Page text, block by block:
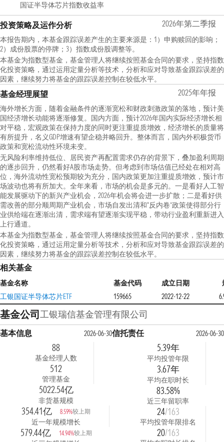
国证半导体芯片指数收益率
投资策略及运作分析 2026年第二季报
本报告期内，本基金跟踪误差产生的主要来源是：1）申购赎回的影响；
2）成份股票的停牌；3）指数成份股调整等。
本基金为指数型基金，基金管理人将继续按照基金合同的要求，坚持指数
化投资策略，通过运用定量分析等技术，分析和应对导致基金跟踪误差的
因素，继续努力将基金的跟踪误差控制在较低水平。
基金经理展望 2025年年报
海外增长方面，随着金融条件的逐渐宽松和财政刺激政策的落地，预计美
国经济增长动能将逐渐修复。国内方面，预计2026年国内实际经济增长相
对平稳，宏观政策在保持力度的同时更注重提质增效，经济增长的质量将
有所提升，名义GDP增速有望企稳并略回升。整体而言，国内外积极货币
政策和宽松流动性环境未变。
无风险利率维持低位、居民资产再配置需求仍存的背景下，叠加盈利周期
的逐步回升，仍然看好A股市场走势。但考虑到市场估值已经处在相对高
位，海外流动性宽松预期较为充分，国内政策更加注重提质增效，预计市
场波动也将有所加大。全年来看，市场的机会是多元的。一是看好人工智
能发展驱动下的新兴产业机会，2026年机会将会进一步扩散；二是看好供
需改善的部分顺周期产业机会，市场自发出清和“反内卷”政策使得部分行
业供给端在逐渐出清，需求端有望逐渐实现平稳，带动行业盈利重新进入
上行通道。
本基金为指数型基金，基金管理人将继续按照基金合同的要求，坚持指数
化投资策略，通过运用定量分析等技术，分析和应对导致基金跟踪误差的
因素，继续努力将基金的跟踪误差控制在较低水平。
相关基金
基金名称 基金代码 成立日期
工银国证半导体芯片ETF
159665 2022-12-22
基金公司工银瑞信基金管理有限公司
基本信息 2026-06-30
88
基金经理人数
512
管理基金
5022.54亿
非货基规模
354.41亿 8.59%较上期
近一年规模增长
579.44亿 14.94%较上期
信托责任 2026-06-30
5.39年
平均投管年限
3.67年
平均在职时长
83.58%
近三年留职率
24/163
平均投管年限排名
20/163